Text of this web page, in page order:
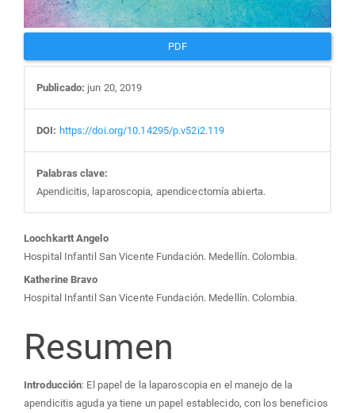
PDF
Publicado: jun 20, 2019
DOI: https://doi.org/10.14295/p.v52i2.119
Palabras clave:
Apendicitis, laparoscopia, apendicectomía abierta.
Contenido
principal
del
artículo
Loochkartt Angelo
Hospital Infantil San Vicente Fundación. Medellín. Colombia.
Katherine Bravo
Hospital Infantil San Vicente Fundación. Medellín. Colombia.
Resumen
Introducción: El papel de la laparoscopia en el manejo de la
apendicitis aguda ya tiene un papel establecido, con los beneficios